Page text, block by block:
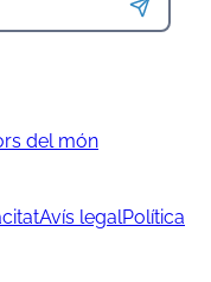
del món
Avís legalPolítica